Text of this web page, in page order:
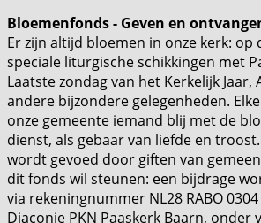
Bloemenfonds - Geven en
Er zijn altijd bloemen in onze kerk: op
speciale liturgische schikkingen met
Laatste zondag van het Kerkelijk Jaar,
andere bijzondere gelegenheden.
onze gemeente iemand blij met de
dienst, als gebaar van liefde en
wordt gevoed door giften van
dit fonds wil steunen: een bijdrage
via rekeningnummer NL28 RABO
Diaconie PKN Paaskerk Baarn, onder